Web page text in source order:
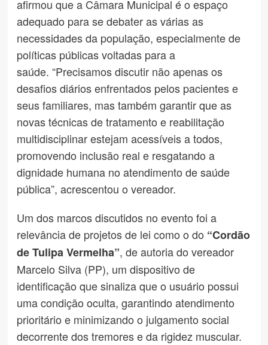
afirmou que a Câmara Municipal é o espaço
adequado para se debater as várias as
necessidades da população, especialmente de
políticas públicas voltadas para a
saúde. “Precisamos discutir não apenas os
desafios diários enfrentados pelos pacientes e
seus familiares, mas também garantir que as
novas técnicas de tratamento e reabilitação
multidisciplinar estejam acessíveis a todos,
promovendo inclusão real e resgatando a
dignidade humana no atendimento de saúde
pública”, acrescentou o vereador.
Um dos marcos discutidos no evento foi a
relevância de projetos de lei como o do “Cordão
de Tulipa Vermelha”, de autoria do vereador
Marcelo Silva (PP), um dispositivo de
identificação que sinaliza que o usuário possui
uma condição oculta, garantindo atendimento
prioritário e minimizando o julgamento social
decorrente dos tremores e da rigidez muscular.